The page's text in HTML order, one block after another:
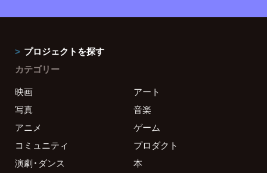
プロジェクトを探す
カテゴリー
映画
アート
写真
音楽
アニメ
ゲーム
コミュニティ
プロダクト
演劇・ダンス
本